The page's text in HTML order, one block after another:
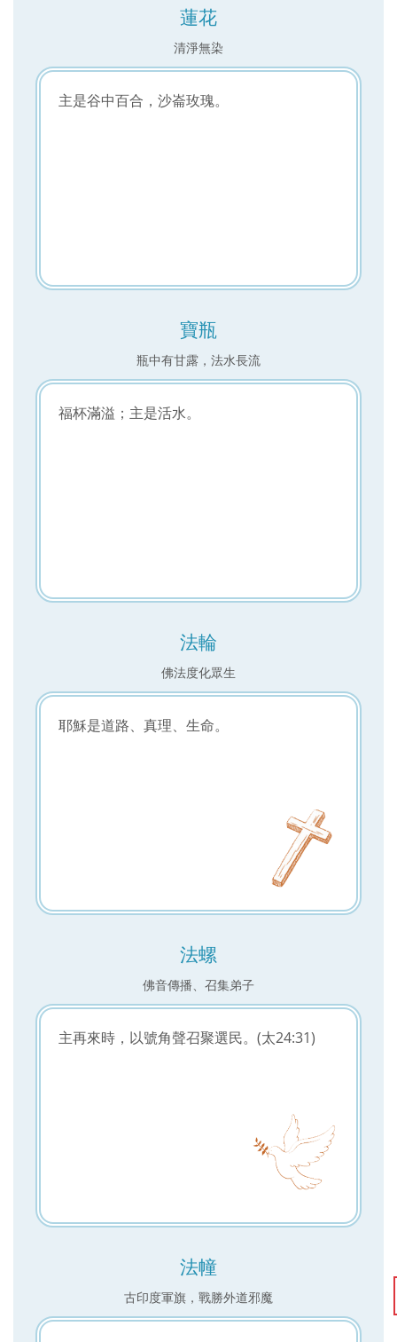
蓮花
清淨無染
主是谷中百合，沙崙玫瑰。
寶瓶
瓶中有甘露，法水長流
福杯滿溢；主是活水。
法輪
佛法度化眾生
耶穌是道路、真理、生命。
法螺
佛音傳播、召集弟子
主再來時，以號角聲召聚選民。(太24:31)
法幢
古印度軍旗，戰勝外道邪魔